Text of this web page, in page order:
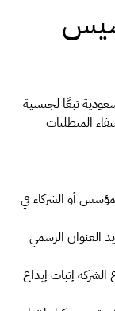
تبعًا لجنسية
المتطلبات
أو الشركاء في
العنوان الرسمي
إثبات إيداع